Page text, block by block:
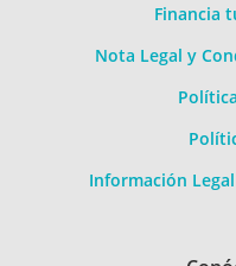
Financia
Nota Legal y
Información